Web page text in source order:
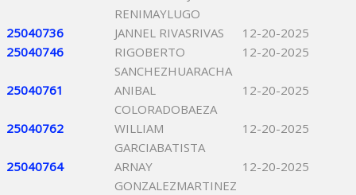
RENIMAYLUGO
25040736 JANNEL RIVASRIVAS
12-20-2025
25040746
RIGOBERTO
SANCHEZHUARACHA
12-20-2025
25040761
ANIBAL
COLORADOBAEZA
12-20-2025
25040762
WILLIAM
GARCIABATISTA
12-20-2025
25040764
ARNAY
GONZALEZMARTINEZ
12-20-2025